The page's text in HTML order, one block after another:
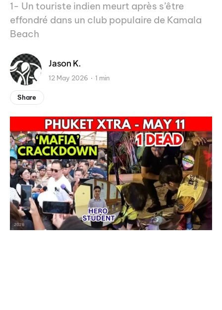
1- Un touriste indien meurt après s’être
effondré dans un club populaire de Kamala
Beach
Jason K.
12 May 2026 1 min
Share